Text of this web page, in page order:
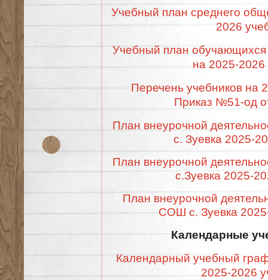
Учебный план среднего
2026
Учебный план
на 2025-
Перечень учебников на
Приказ №51-од
План внеурочной
с. Зуевка 2025-
План внеурочной
с.Зуевка 2025-
План внеурочной
СОШ с. Зуевка
Календарные
Календарный учебный
2025-2026